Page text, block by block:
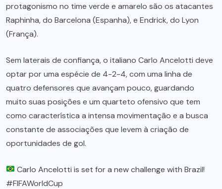
protagonismo no time verde e amarelo são os atacantes
Raphinha, do Barcelona (Espanha), e Endrick, do Lyon
(França).
Sem laterais de confiança, o italiano Carlo Ancelotti deve
optar por uma espécie de 4-2-4, com uma linha de
quatro defensores que avançam pouco, guardando
muito suas posições e um quarteto ofensivo que tem
como característica a intensa movimentação e a busca
constante de associações que levem à criação de
oportunidades de gol.
Carlo Ancelotti is set for a new challenge with Brazil!
#FIFAWorldCup